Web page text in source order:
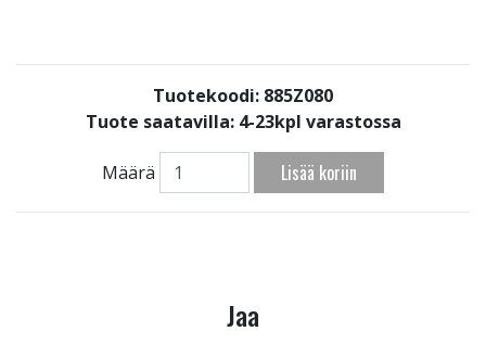
Tuotekoodi: 885Z080
Tuote saatavilla: 4-23kpl varastossa
Määrä Lisää koriin
Jaa